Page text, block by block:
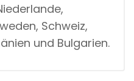
Schweiz,
und Bulgarien.